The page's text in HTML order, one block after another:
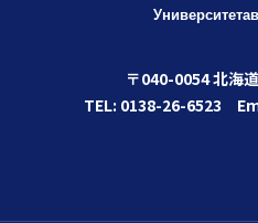
Университета
〒040-0054 北海
TEL: 0138-26-6523